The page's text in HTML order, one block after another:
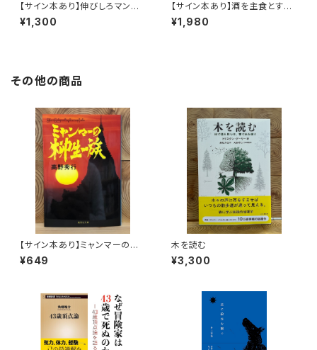
【サイン本あり】伸びしろマンが
ゆく！
¥1,300
【サイン本あり】酒を主食とする
人々 エチオピアの科学的秘境
を旅する
¥1,980
その他の商品
【サイン本あり】ミャンマーの柳
生一族
¥649
木を読む
¥3,300